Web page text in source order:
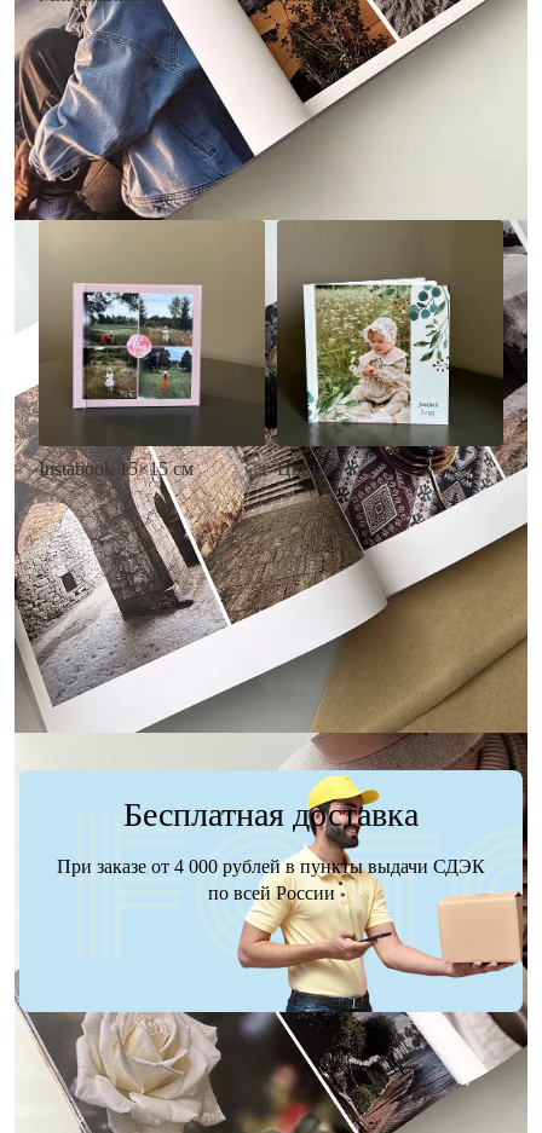
• Без декора
• Выбор цвета фона
• Загрузка фото и текста
Заказать
• Декор в стиле
акварельных красок
• Выбор цвета фона
• Загрузка фото и текста
Instabook 15×15 см
• Декор на выбор
• Выбор цвета фона
• Загрузка фото и текста
Заказать
Цветы
• Декор цветы
• Выбор цвета фона
• Загрузка фото и текста
Бесплатная доставка
При заказе от 4 000 рублей в пункты выдачи СДЭК
по всей России
Оплата Доставка